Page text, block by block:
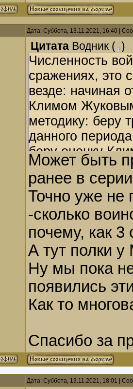
Дата: Суббота, 13.11.2021, 16:40 |
Цитата Водник ( )
Численность
сражениях, это
везде: начиная
Климом
методику: беру
данного
беру оценку
же сражениям -
нахожу среднее
сравниваю с
численность
населения -
Может быть
ранее в
Точно уже не
-сколько
почему, как 3
А тут полки
Ну мы пока
появились
Как то
Спасибо за
Дата: Суббота, 13.11.2021, 18:01 |